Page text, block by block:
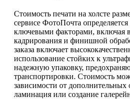
Стоимость печати на холсте
сервисе ФотоПочта
ключевыми факторами, включая
кадрирования и финишной
заказа включает
использование стойких к
надежную упаковку,
транспортировки. Стоимость
зависимости от дополнительных
ламинация или создание